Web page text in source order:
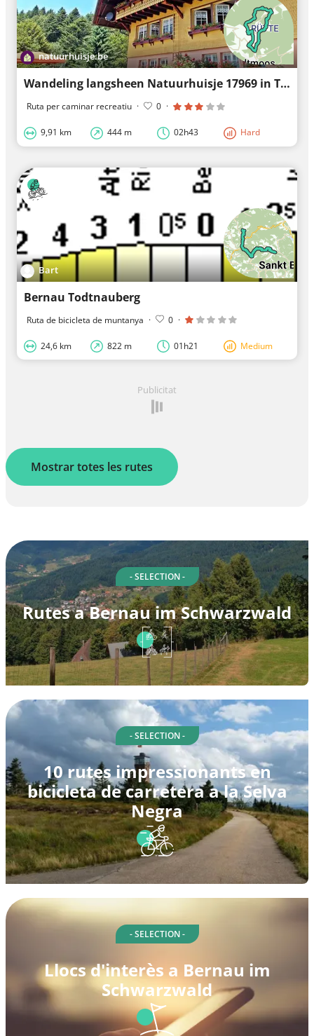
natuurhuisje.be
Wandeling langsheen Natuurhuisje 17969 in Todtmoos
Ruta per caminar recreatiu · 0 ·
9,91 km 444 m 02h43 Hard
Bart
Bernau Todtnauberg
Ruta de bicicleta de muntanya · 0 ·
24,6 km 822 m 01h21 Medium
Publicitat
Mostrar totes les rutes
- SELECTION -
Rutes a Bernau im Schwarzwald
- SELECTION -
10 rutes impressionants en
bicicleta de carretera a la Selva
Negra
- SELECTION -
Llocs d'interès a Bernau im
Schwarzwald